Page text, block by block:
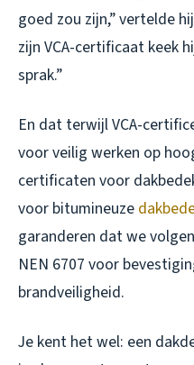
goed zou zijn,” vertelde
zijn VCA-certificaat keek
sprak.”
En dat terwijl VCA-
voor veilig werken op
certificaten voor
voor bitumineuze
garanderen dat we
NEN 6707 voor
brandveiligheid.
Je kent het wel: een